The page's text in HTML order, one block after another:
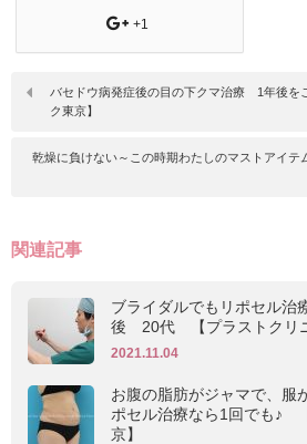
+1
バセドウ病発症後の目の下クマ治療 1年後
ク東京】
乾燥に負けない～この時期わたしのマストアイ
関連記事
ブライダルでもリポセル
後 20代 【プラストクリニ
2021.11.04
お腹の脂肪がジャマで、
ポセル治療なら1回でも♪
京】